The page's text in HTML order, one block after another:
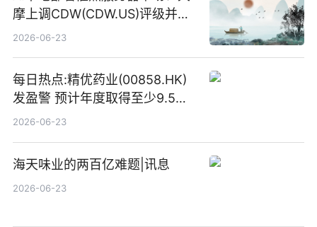
摩上调CDW(CDW.US)评级并看
高IBM(IBM.US)戴尔(DELL.US)
2026-06-23
每日热点:精优药业(00858.HK)
发盈警 预计年度取得至少9.5亿
港元的亏损 同比盈转亏
2026-06-23
海天味业的两百亿难题|讯息
2026-06-23